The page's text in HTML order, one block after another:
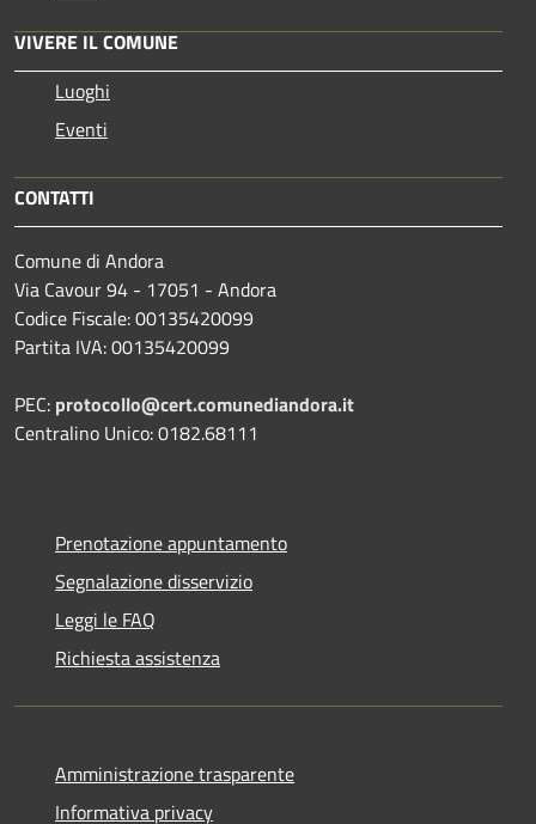
VIVERE IL COMUNE
Luoghi
Eventi
CONTATTI
Comune di Andora
Via Cavour 94 - 17051 - Andora
Codice Fiscale: 00135420099
Partita IVA: 00135420099
PEC: protocollo@cert.comunediandora.it
Centralino Unico: 0182.68111
Prenotazione appuntamento
Segnalazione disservizio
Leggi le FAQ
Richiesta assistenza
Amministrazione trasparente
Informativa privacy